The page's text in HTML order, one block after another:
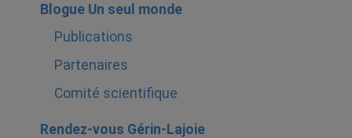
Blogue Un seul monde
Publications
Partenaires
Comité scientifique
Rendez-vous Gérin-Lajoie